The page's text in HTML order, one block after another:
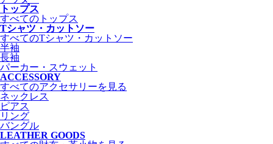
トップス
すべてのトップス
Tシャツ・カットソー
すべてのTシャツ・カットソー
半袖
長袖
パーカー・スウェット
ACCESSORY
すべてのアクセサリーを見る
ネックレス
ピアス
リング
バングル
LEATHER GOODS